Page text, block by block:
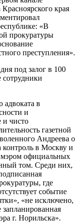
края
«В
прокуратуры
преступления».
под залог в 100
адвоката в
и
и чисто
газетной
Андреева о
контроль в Москву и
мэром официальных
том. Среди них,
где
событие
«не исключено,
запланированная
г. Норильска».